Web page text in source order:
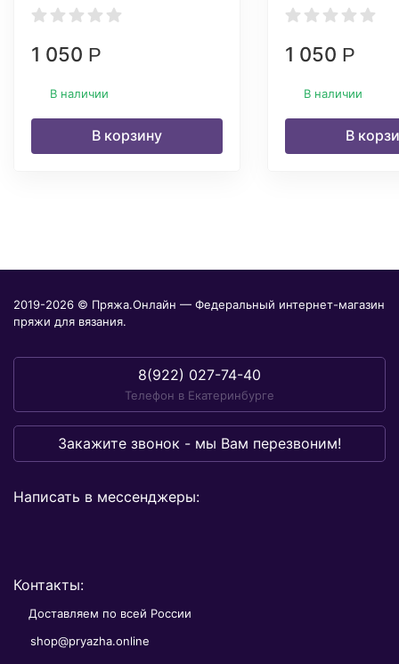
1 050 Р
В наличии
В корзину
1 050 Р
В наличии
В
2019-2026 © Пряжа.Онлайн — Федеральный интернет-магазин
пряжи для вязания.
8(922) 027-74-40
Телефон в Екатеринбурге
Закажите звонок - мы Вам перезвоним!
Написать в мессенджеры:
Контакты:
Доставляем по всей России
shop@pryazha.online